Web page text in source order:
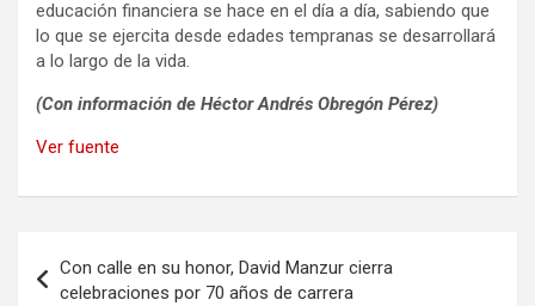
educación financiera se hace en el día a día, sabiendo que
lo que se ejercita desde edades tempranas se desarrollará
a lo largo de la vida.
(Con información de Héctor Andrés Obregón Pérez)
Ver fuente
de
Con calle en su honor, David Manzur cierra
celebraciones por 70 años de carrera